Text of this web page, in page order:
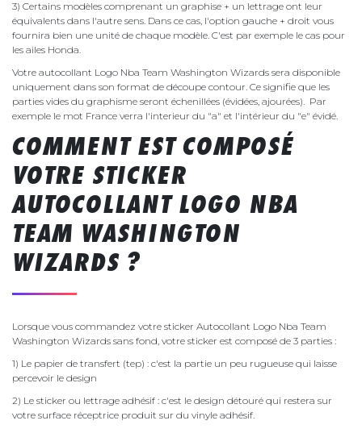
3) Certains modèles comprenant un graphise + un lettrage ont leur
équivalents dans l'autre sens. Dans ce cas, l'option gauche + droit vous
fournira bien une unité de chaque modèle. C'est par exemple le cas pour
les ailes Honda.
Votre autocollant Logo Nba Team Washington Wizards sera disponible
uniquement dans son format de découpe contour. Ce signifie que les
parties vides du graphisme seront échenillées (évidées, ajourées). Par
exemple le mot France verra l'interieur du "a" et l'intérieur du "e" évidé.
COMMENT EST COMPOSÉ
VOTRE STICKER
AUTOCOLLANT LOGO NBA
TEAM WASHINGTON
WIZARDS ?
Lorsque vous commandez votre sticker Autocollant Logo Nba Team
Washington Wizards sans fond, votre sticker est composé de 3 parties :
1) Le papier de transfert (tep) : c'est la partie un peu rugueuse qui laisse
percevoir le design
2) Le sticker ou lettrage adhésif : c'est le design détouré qui restera sur
votre surface réceptrice produit sur du vinyle adhésif.